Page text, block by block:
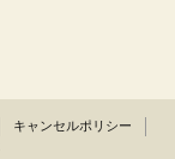
キャンセルポリシー